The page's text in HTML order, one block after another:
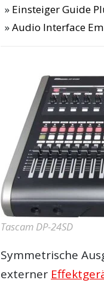
Einsteiger Guide
Audio Interface
Tascam DP-24SD
Symmetrische
externer